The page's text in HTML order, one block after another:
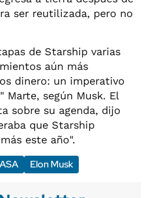
ser reutilizada, pero no
de Starship varias
aún más
dinero: un imperativo
Marte, según Musk. El
sobre su agenda, dijo
que Starship
este año".
Elon Musk